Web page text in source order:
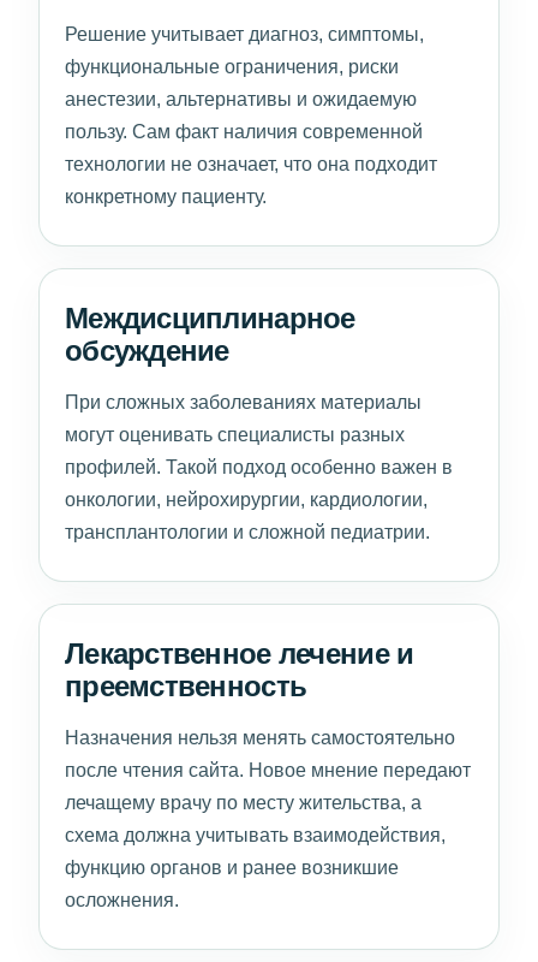
Решение учитывает диагноз, симптомы,
функциональные ограничения, риски
анестезии, альтернативы и ожидаемую
пользу. Сам факт наличия современной
технологии не означает, что она подходит
конкретному пациенту.
Междисциплинарное
обсуждение
При сложных заболеваниях материалы
могут оценивать специалисты разных
профилей. Такой подход особенно важен в
онкологии, нейрохирургии, кардиологии,
трансплантологии и сложной педиатрии.
Лекарственное лечение и
преемственность
Назначения нельзя менять самостоятельно
после чтения сайта. Новое мнение передают
лечащему врачу по месту жительства, а
схема должна учитывать взаимодействия,
функцию органов и ранее возникшие
осложнения.